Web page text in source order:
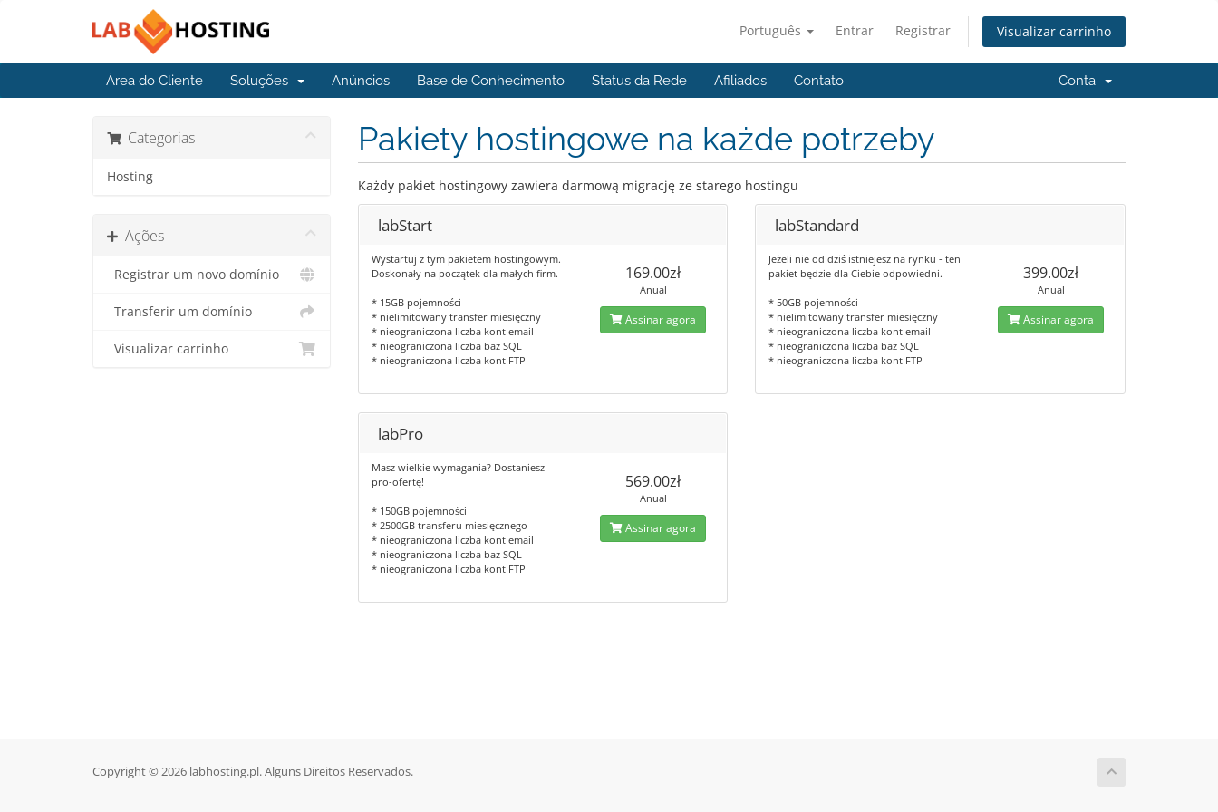
Português Entrar Registrar Visualizar carrinho
Área do Cliente Soluções Anúncios Base de Conhecimento Status da Rede Afiliados Contato Conta
Categorias
Hosting
Ações
Registrar um novo domínio
Transferir um domínio
Visualizar carrinho
Pakiety hostingowe na każde potrzeby
Każdy pakiet hostingowy zawiera darmową migrację ze starego hostingu
labStart
Wystartuj z tym pakietem hostingowym.
Doskonały na początek dla małych firm.
* 15GB pojemności
* nielimitowany transfer miesięczny
* nieograniczona liczba kont email
* nieograniczona liczba baz SQL
* nieograniczona liczba kont FTP
169.00zł
Anual
Assinar agora
labStandard
Jeżeli nie od dziś istniejesz na rynku - ten
pakiet będzie dla Ciebie odpowiedni.
* 50GB pojemności
* nielimitowany transfer miesięczny
* nieograniczona liczba kont email
* nieograniczona liczba baz SQL
* nieograniczona liczba kont FTP
399.00zł
Anual
Assinar agora
labPro
Masz wielkie wymagania? Dostaniesz
pro-ofertę!
* 150GB pojemności
* 2500GB transferu miesięcznego
* nieograniczona liczba kont email
* nieograniczona liczba baz SQL
* nieograniczona liczba kont FTP
569.00zł
Anual
Assinar agora
Copyright © 2026 labhosting.pl. Alguns Direitos Reservados.